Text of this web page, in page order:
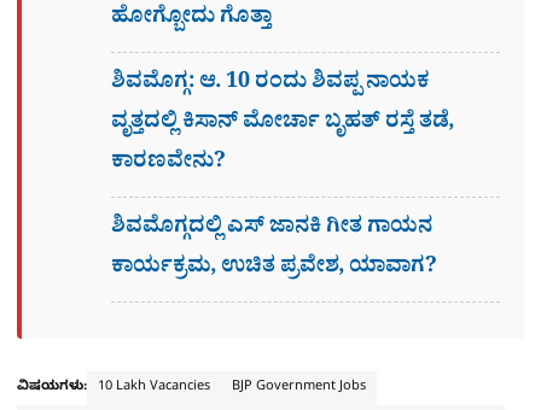
ಹೋಗ್ಬೋದು ಗೊತ್ತಾ
ಶಿವಮೊಗ್ಗ: ಆ. 10 ರಂದು ಶಿವಪ್ಪ ನಾಯಕ
ವೃತ್ತದಲ್ಲಿ ಕಿಸಾನ್ ಮೋರ್ಚಾ ಬೃಹತ್ ರಸ್ತೆ ತಡೆ,
ಕಾರಣವೇನು?
ಶಿವಮೊಗ್ಗದಲ್ಲಿ ಎಸ್​ ಜಾನಕಿ ಗೀತ ಗಾಯನ
ಕಾರ್ಯಕ್ರಮ, ಉಚಿತ ಪ್ರವೇಶ, ಯಾವಾಗ?
ವಿಷಯಗಳು: 10 Lakh Vacancies
BJP Government Jobs